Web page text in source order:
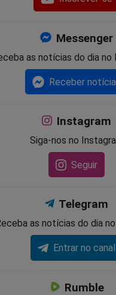
Messenger
as notícias do dia no
Receber
Instagram
Siga-nos no
Seguir
Telegram
as notícias do dia
Entrar no canal
Rumble